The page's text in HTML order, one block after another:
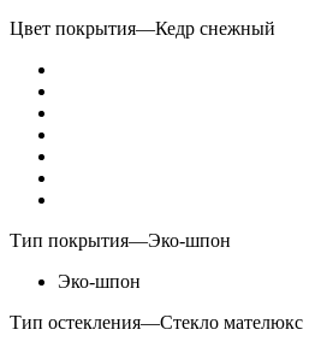
Цвет покрытия—Кедр снежный
Тип покрытия—Эко-шпон
Эко-шпон
Тип остекления—Стекло мателюкс